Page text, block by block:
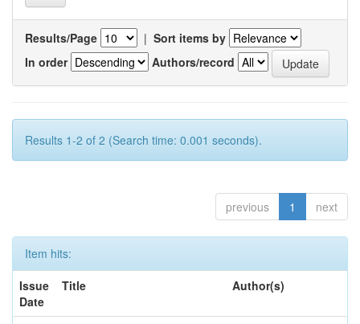
Results/Page | Sort items by
In order
Authors/record
Results 1-2 of 2 (Search time: 0.001 seconds).
previous 1 next
Item hits:
Issue
Date
Title Author(s)